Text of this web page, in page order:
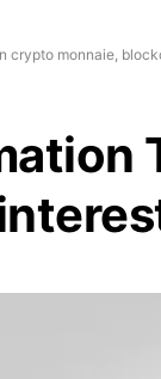
crypto monnaie,